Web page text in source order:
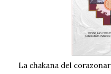
La chakana del corazonar